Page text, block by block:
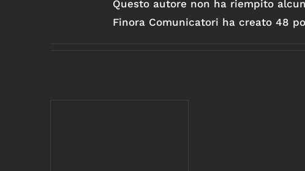
Questo autore non ha riempito
Finora Comunicatori ha creato 48